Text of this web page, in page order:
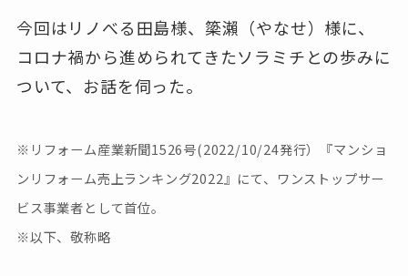
今回はリノべる田島様、簗瀨（やなせ）様に、
コロナ禍から進められてきたソラミチとの歩みに
ついて、お話を伺った。
※リフォーム産業新聞1526号(2022/10/24発行）『マンショ
ンリフォーム売上ランキング2022』にて、ワンストップサー
ビス事業者として首位。
※以下、敬称略